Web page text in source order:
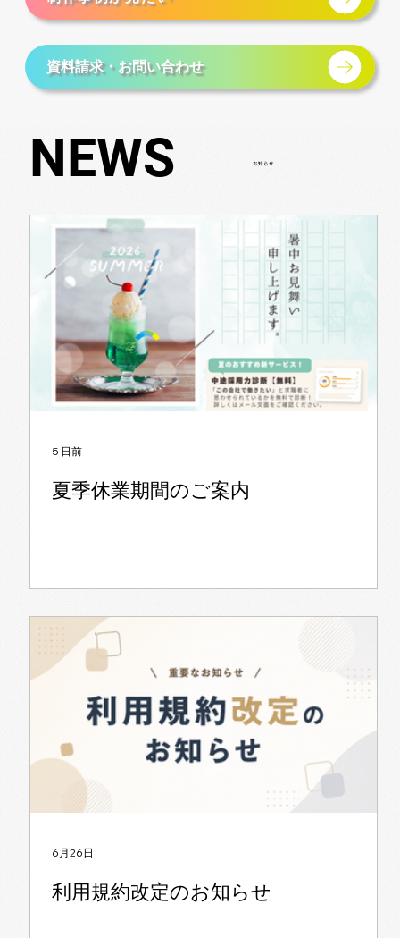
資料請求・お問い合わせ
NEWS
NEWS ​お知らせ
夏季休業期間のご案内
5 日前
利用規約改定のお知らせ
6月26日